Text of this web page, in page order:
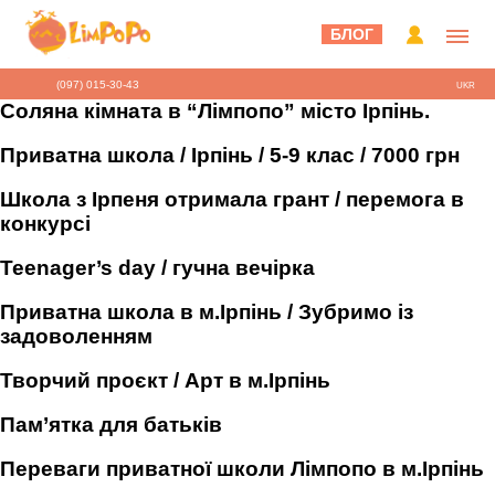
БЛОГ
(097) 015-30-43 UKR
Соляна кімната в “Лімпопо” місто Ірпінь.
Приватна школа / Ірпінь / 5-9 клас / 7000 грн
Школа з Ірпеня отримала грант / перемога в
конкурсі
Teenager’s day / гучна вечірка
Приватна школа в м.Ірпінь / Зубримо із
задоволенням
Творчий проєкт / Арт в м.Ірпінь
Пам’ятка для батьків
Переваги приватної школи Лімпопо в м.Ірпінь